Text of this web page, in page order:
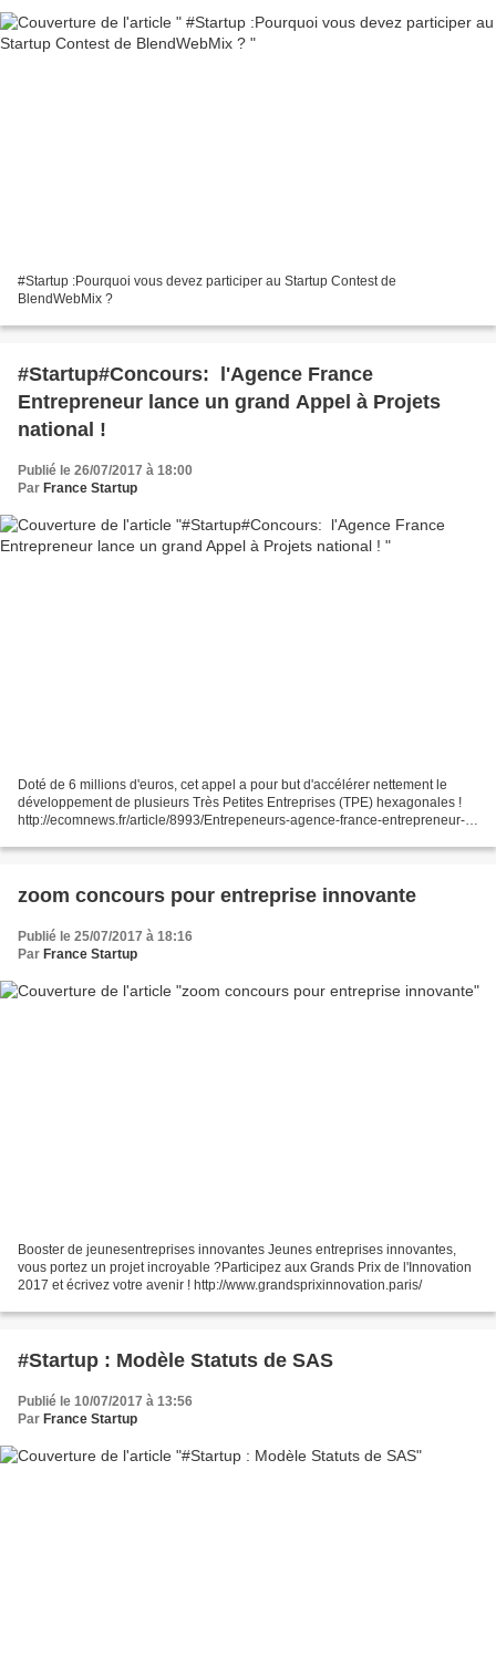
#Startup :Pourquoi vous devez participer au Startup Contest de
BlendWebMix ?
#Startup#Concours: l'Agence France
Entrepreneur lance un grand Appel à Projets
national !
Publié le 26/07/2017 à 18:00
Par France Startup
Doté de 6 millions d'euros, cet appel a pour but d'accélérer nettement le
développement de plusieurs Très Petites Entreprises (TPE) hexagonales !
http://ecomnews.fr/article/8993/Entrepeneurs-agence-france-entrepreneur-
zoom concours pour entreprise innovante
Publié le 25/07/2017 à 18:16
Par France Startup
Booster de jeunesentreprises innovantes Jeunes entreprises innovantes,
vous portez un projet incroyable ?Participez aux Grands Prix de l'Innovation
2017 et écrivez votre avenir ! http://www.grandsprixinnovation.paris/
#Startup : Modèle Statuts de SAS
Publié le 10/07/2017 à 13:56
Par France Startup